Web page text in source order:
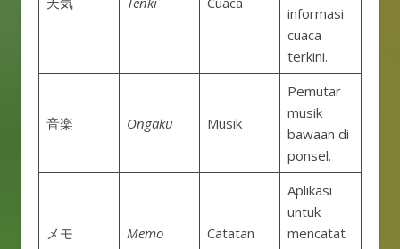
informasi
cuaca
terkini.
音楽 Ongaku Musik
Pemutar
musik
bawaan di
ponsel.
メモ Memo Catatan
Aplikasi
untuk
mencatat